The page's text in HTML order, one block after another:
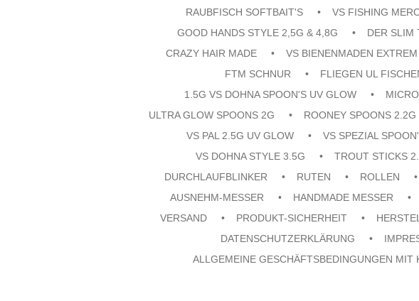
RAUBFISCH SOFTBAIT'S
VS FISHING
GOOD HANDS STYLE 2,5G & 4,8G
DER SLIM
CRAZY HAIR MADE
VS BIENENMADEN
FTM SCHNUR
FLIEGEN UL
1.5G VS DOHNA SPOON'S UV GLOW
ULTRA GLOW SPOONS 2G
ROONEY SPOONS 2.2G
VS PAL 2.5G UV GLOW
VS SPEZIAL
VS DOHNA STYLE 3.5G
TROUT STICKS
DURCHLAUFBLINKER
RUTEN ROLLEN
AUSNEHM-MESSER
HANDMADE MESSER
VERSAND
PRODUKT-SICHERHEIT
DATENSCHUTZERKLÄRUNG
ALLGEMEINE GESCHÄFTSBEDINGUNGEN MIT